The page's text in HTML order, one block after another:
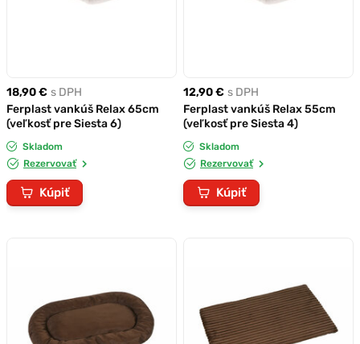
18,90 € s DPH
Ferplast vankúš Relax 65cm
(veľkosť pre Siesta 6)
Skladom
Rezervovať
Kúpiť
12,90 € s DPH
Ferplast vankúš Relax 55cm
(veľkosť pre Siesta 4)
Skladom
Rezervovať
Kúpiť